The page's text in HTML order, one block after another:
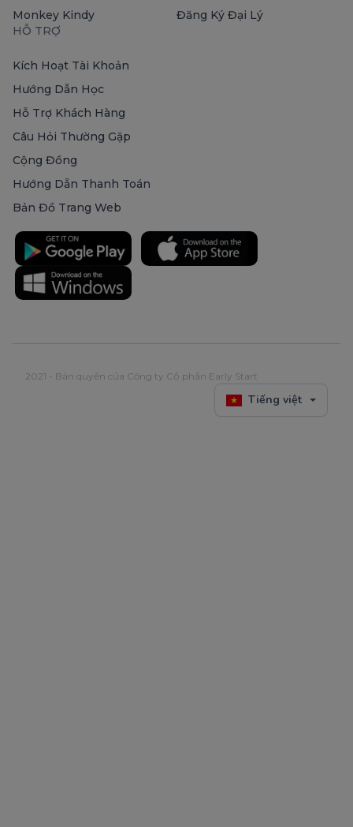
Monkey Kindy
Đăng Ký Đại Lý
HỖ TRỢ
Kích Hoạt Tài Khoản
Hướng Dẫn Học
Hỗ Trợ Khách Hàng
Câu Hỏi Thường Gặp
Cộng Đồng
Hướng Dẫn Thanh Toán
Bản Đồ Trang Web
2021 - Bản quyền của Công ty Cổ phần Early Start
Tiếng việt